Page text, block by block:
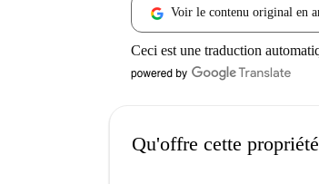
Voir le contenu original en
Ceci est une traduction
Qu'offre cette